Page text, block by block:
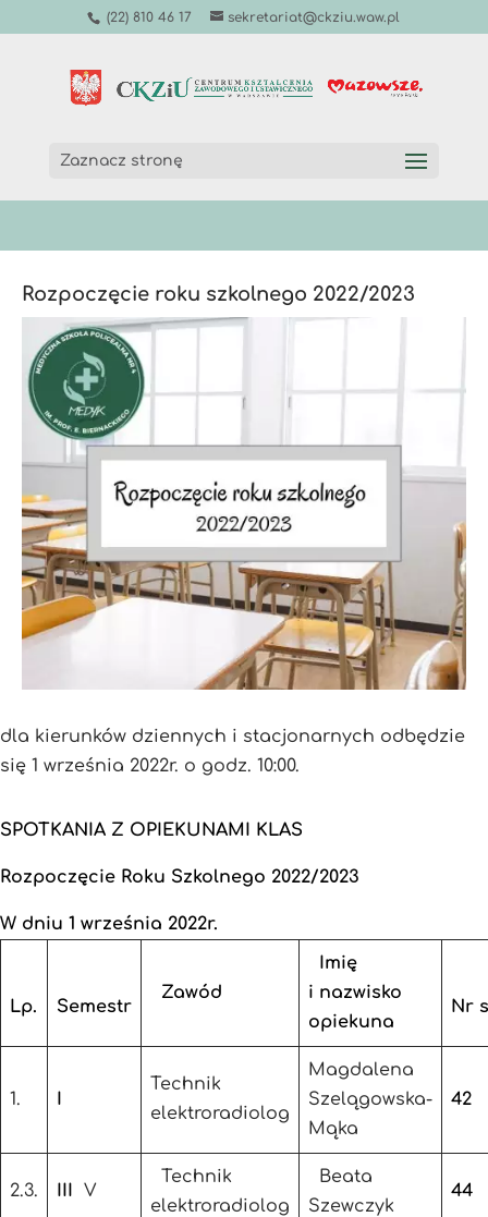
(22) 810 46 17 sekretariat@ckziu.waw.pl
Zaznacz stronę
Rozpoczęcie roku szkolnego 2022/2023
dla kierunków dziennych i stacjonarnych odbędzie
się 1 września 2022r. o godz. 10:00.
SPOTKANIA Z OPIEKUNAMI KLAS
Rozpoczęcie Roku Szkolnego 2022/2023
W dniu 1 września 2022r.
Lp. Semestr
Zawód
Imię
i nazwisko
opiekuna
Nr
1. I
Technik
elektroradiolog
Magdalena
Szelągowska-
Mąka
42
2.3. III V
Technik
elektroradiolog
Beata
Szewczyk
44